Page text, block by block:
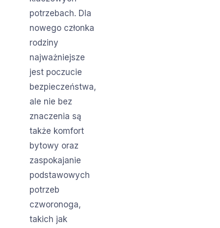
potrzebach. Dla
nowego członka
rodziny
najważniejsze
jest poczucie
bezpieczeństwa,
ale nie bez
znaczenia są
także komfort
bytowy oraz
zaspokajanie
podstawowych
potrzeb
czworonoga,
takich jak